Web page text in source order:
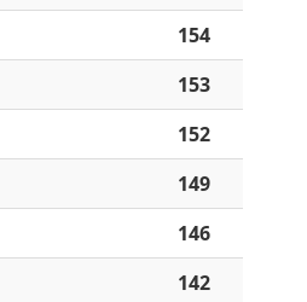
154
153
152
149
146
142